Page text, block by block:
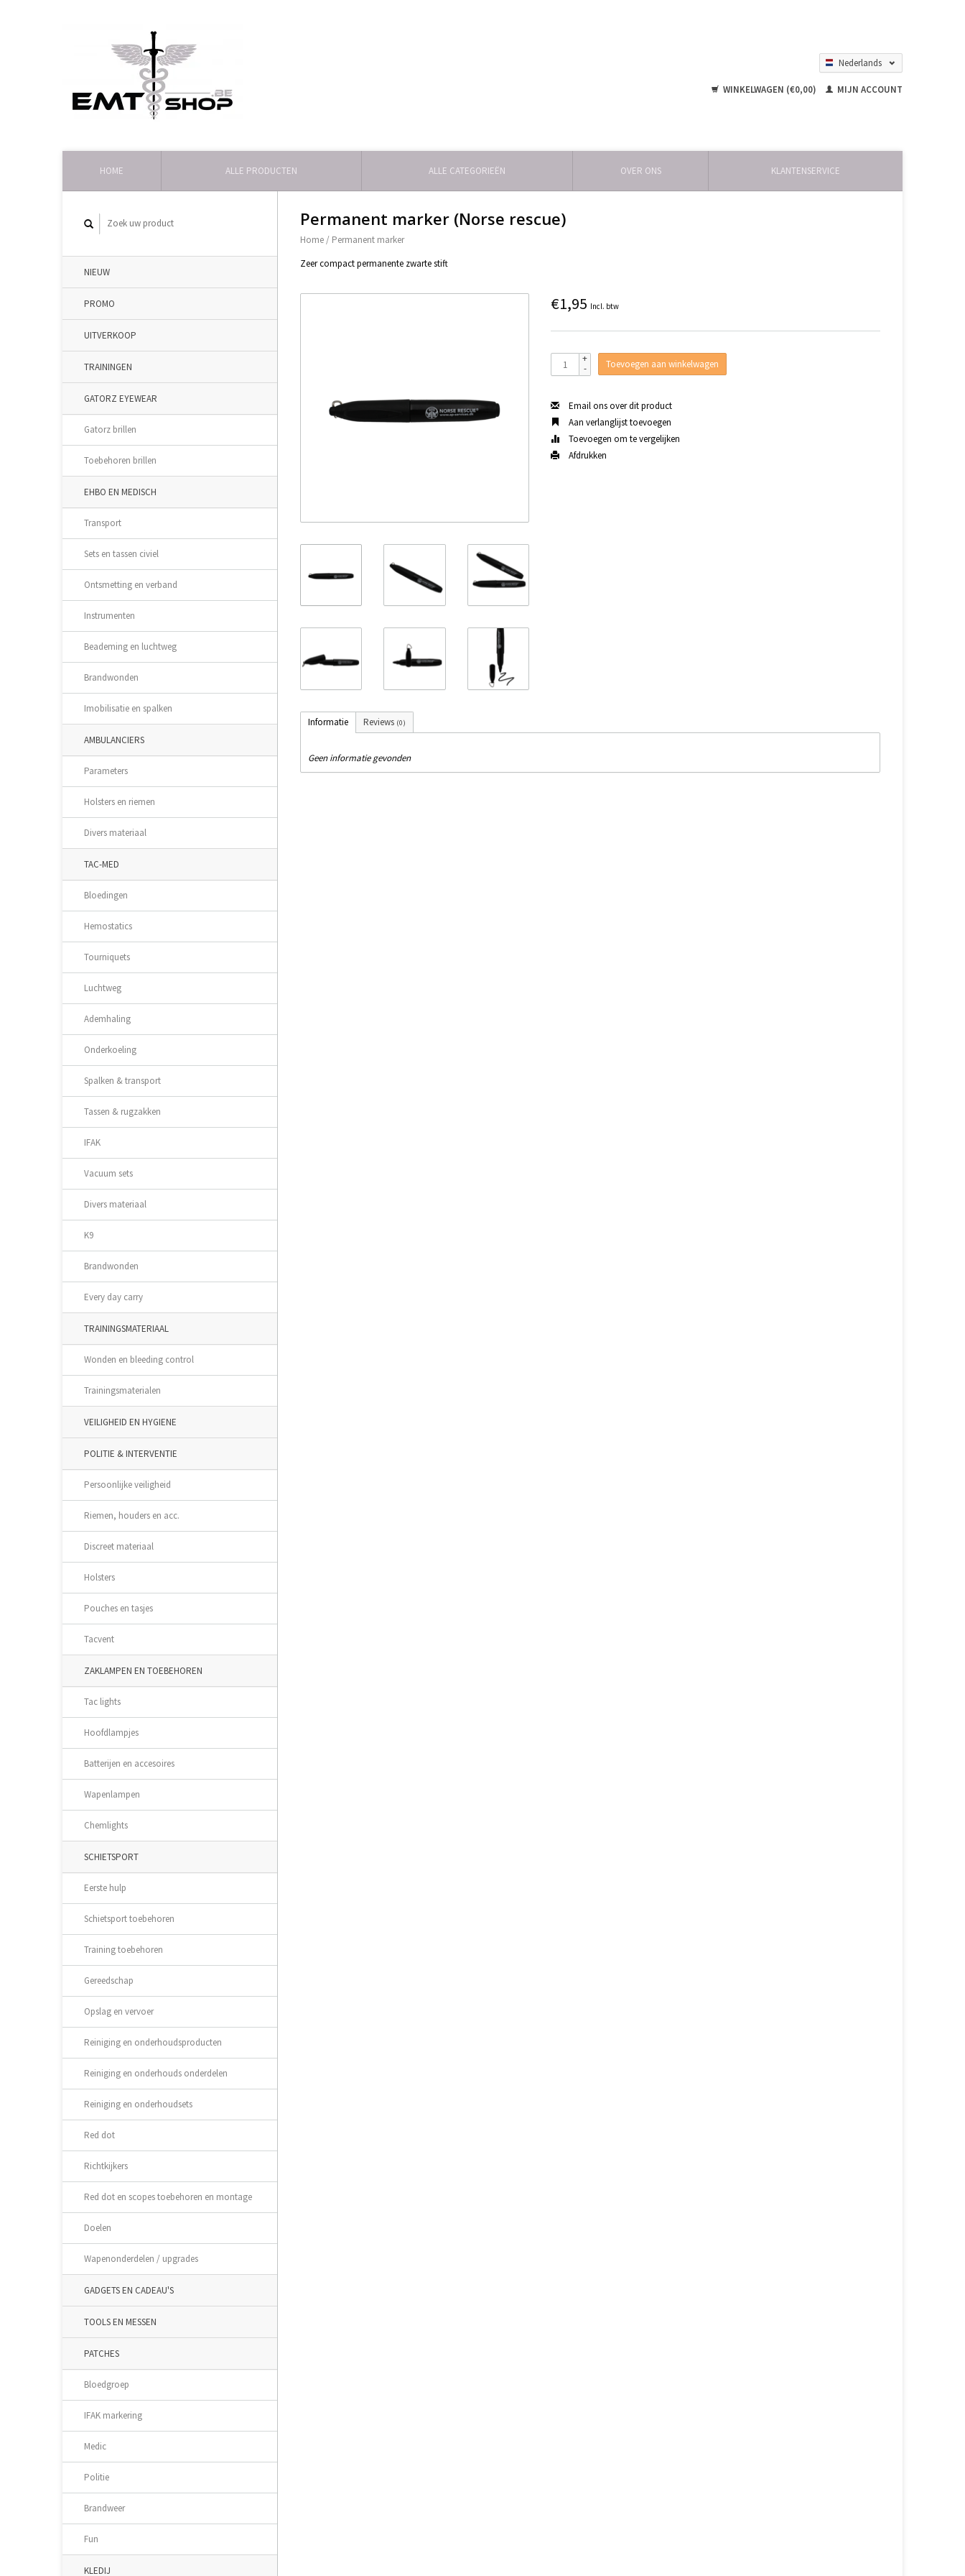
Nederlands
WINKELWAGEN (€0,00)
MIJN ACCOUNT
HOME ALLE PRODUCTEN ALLE CATEGORIEËN OVER ONS KLANTENSERVICE
NIEUW
PROMO
UITVERKOOP
TRAININGEN
GATORZ EYEWEAR
Gatorz brillen
Toebehoren brillen
EHBO EN MEDISCH
Transport
Sets en tassen civiel
Ontsmetting en verband
Instrumenten
Beademing en luchtweg
Brandwonden
Imobilisatie en spalken
AMBULANCIERS
Parameters
Holsters en riemen
Divers materiaal
TAC-MED
Bloedingen
Hemostatics
Tourniquets
Luchtweg
Ademhaling
Onderkoeling
Spalken & transport
Tassen & rugzakken
IFAK
Vacuum sets
Divers materiaal
K9
Brandwonden
Every day carry
TRAININGSMATERIAAL
Wonden en bleeding control
Trainingsmaterialen
VEILIGHEID EN HYGIENE
POLITIE & INTERVENTIE
Persoonlijke veiligheid
Riemen, houders en acc.
Discreet materiaal
Holsters
Pouches en tasjes
Tacvent
ZAKLAMPEN EN TOEBEHOREN
Tac lights
Hoofdlampjes
Batterijen en accesoires
Wapenlampen
Chemlights
SCHIETSPORT
Eerste hulp
Schietsport toebehoren
Training toebehoren
Gereedschap
Opslag en vervoer
Reiniging en onderhoudsproducten
Reiniging en onderhouds onderdelen
Reiniging en onderhoudsets
Red dot
Richtkijkers
Red dot en scopes toebehoren en montage
Doelen
Wapenonderdelen / upgrades
GADGETS EN CADEAU'S
TOOLS EN MESSEN
PATCHES
Bloedgroep
IFAK markering
Medic
Politie
Brandweer
Fun
KLEDIJ
Permanent marker (Norse rescue)
Home / Permanent marker
Zeer compact permanente zwarte stift
€1,95 Incl. btw
+
-
Toevoegen aan winkelwagen
Email ons over dit product
Aan verlanglijst toevoegen
Toevoegen om te vergelijken
Afdrukken
Informatie Reviews (0)
Geen informatie gevonden